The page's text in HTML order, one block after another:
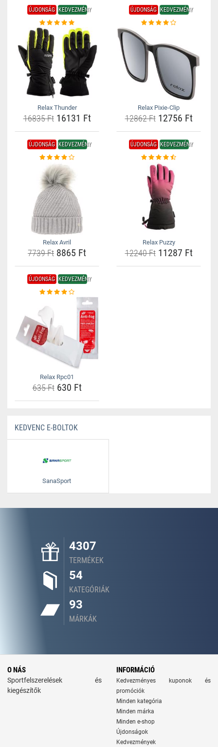
ÚJDONSÁG KEDVEZMÉNY
Relax Thunder
16835 Ft16131 Ft
ÚJDONSÁG KEDVEZMÉNY
Relax Pixie-Clip
12862 Ft12756 Ft
ÚJDONSÁG KEDVEZMÉNY
Relax Avril
7739 Ft 8865 Ft
ÚJDONSÁG KEDVEZMÉNY
Relax Puzzy
12240 Ft11287 Ft
ÚJDONSÁG KEDVEZMÉNY
Relax Rpc01
635 Ft630 Ft
KEDVENC E-BOLTOK
SanaSport
4307
TERMÉKEK
54
KATEGÓRIÁK
93
MÁRKÁK
O NÁS
Sportfelszerelések és
kiegészítők
INFORMÁCIÓ
Kedvezményes kuponok és
promóciók
Minden kategória
Minden márka
Minden e-shop
Újdonságok
Kedvezmények